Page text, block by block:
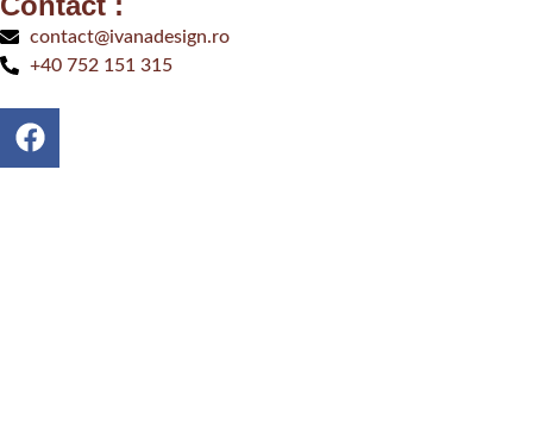
contact@ivanadesign.ro
+40 752 151 315